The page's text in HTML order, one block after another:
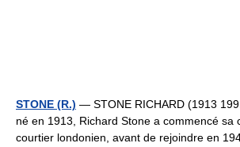
STONE (R.) — STONE RICHARD (1913
né en 1913, Richard Stone a commencé sa
courtier londonien, avant de rejoindre en